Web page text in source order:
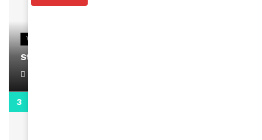
VIDEOS
Stacy passe un message